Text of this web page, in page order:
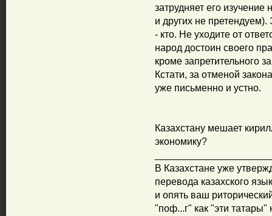
затрудняет его
и других не
- кто. Не уходите от
народ достоин своего
кроме запретительного
Кстати, за отменой
уже письменно и устно.
Казахстану мешает
экономику?
В Казахстане уже
перевода казахского
и опять ваш
"поф...г" как "эти татары"